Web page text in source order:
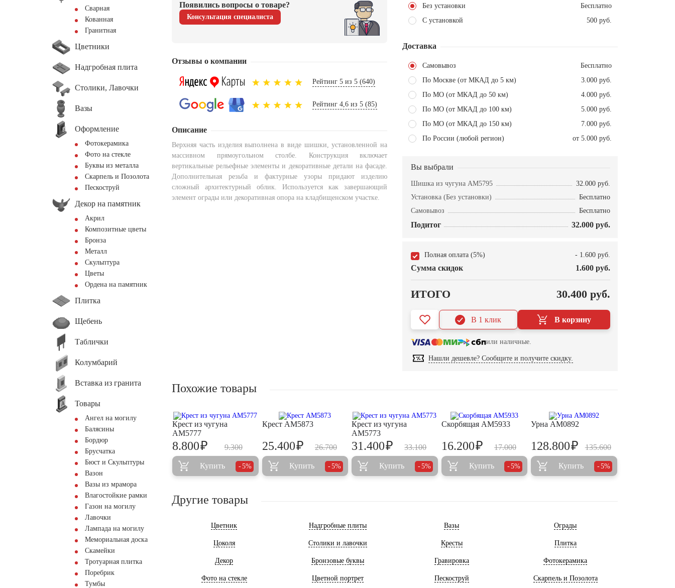
Сварная
Кованная
Гранитная
Цветники
Надгробная плита
Столики, Лавочки
Вазы
Оформление
Фотокерамика
Фото на стекле
Буквы из металла
Скарпель и Позолота
Пескоструй
Декор на памятник
Акрил
Композитные цветы
Бронза
Металл
Скульптура
Цветы
Ордена на памятник
Плитка
Щебень
Таблички
Колумбарий
Вставка из гранита
Товары
Ангел на могилу
Балясины
Бордюр
Брусчатка
Бюст и Скульптуры
Вазон
Вазы из мрамора
Влагостойкие рамки
Газон на могилу
Лавочки
Лампада на могилу
Мемориальная доска
Скамейки
Тротуарная плитка
Поребрик
Тумбы
Появились вопросы о товаре?
Консультация специалиста
Отзывы о компании
Рейтинг 5 из 5 (640)
Рейтинг 4,6 из 5 (85)
Описание
Верхняя часть изделия выполнена в виде шишки, установленной на
массивном прямоугольном столбе. Конструкция включает
вертикальные рельефные элементы и декоративные детали на фасаде.
Дополнительная резьба и фактурные узоры придают изделию
сложный архитектурный облик. Используется как завершающий
элемент ограды или декоративная опора на кладбищенском участке.
Без установки
Бесплатно
С установкой
500 руб.
Доставка
Самовывоз
Бесплатно
По Москве (от МКАД до 5 км)
3.000 руб.
По МО (от МКАД до 50 км)
4.000 руб.
По МО (от МКАД до 100 км)
5.000 руб.
По МО (от МКАД до 150 км)
7.000 руб.
По России (любой регион)
от 5.000 руб.
Вы выбрали
Шишка из чугуна AM5795
32.000 руб.
Установка (Без установки)
Бесплатно
Самовывоз
Бесплатно
Подитог 32.000 руб.
Полная оплата (5%) - 1.600 руб.
Сумма скидок 1.600 руб.
ИТОГО 30.400 руб.
В корзину
В 1 клик
или наличные.
Нашли дешевле? Сообщите и получите скидку.
Похожие товары
Крест из чугуна
AM5777
9.300
8.800₽
Купить 5%
Крест AM5873
26.700
25.400₽
Купить 5%
Крест из чугуна
AM5773
33.100
31.400₽
Купить 5%
Скорбящая AM5933
17.000
16.200₽
Купить 5%
Урна AM0892
135.600
128.800₽
Купить 5%
Другие товары
Цветник Надгробные плиты Вазы Ограды
Цоколя Столики и лавочки Кресты Плитка
Декор Бронзовые буквы Гравировка Фотокерамика
Фото на стекле Цветной портрет Пескоструй Скарпель и Позолота